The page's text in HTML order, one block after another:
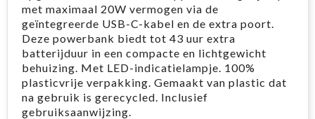
met maximaal 20W vermogen via de
geïntegreerde USB-C-kabel en de extra poort.
Deze powerbank biedt tot 43 uur extra
batterijduur in een compacte en lichtgewicht
behuizing. Met LED-indicatielampje. 100%
plasticvrije verpakking. Gemaakt van plastic dat
na gebruik is gerecycled. Inclusief
gebruiksaanwijzing.